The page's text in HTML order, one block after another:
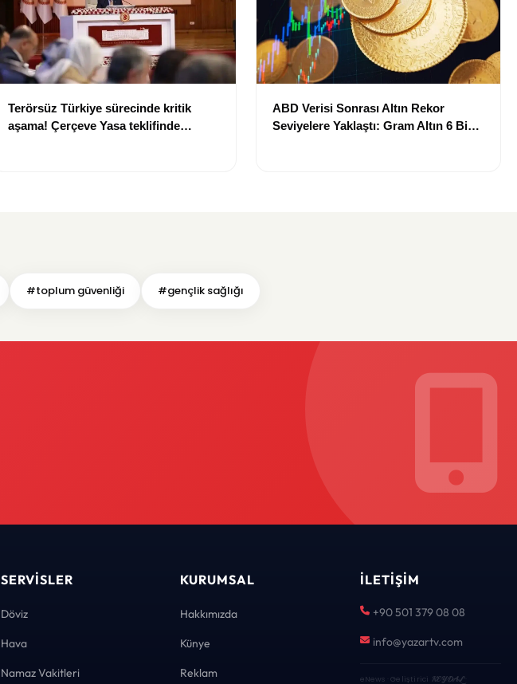
Terörsüz Türkiye sürecinde kritik
aşama! Çerçeve Yasa teklifinde
ABD Verisi Sonrası Altın Rekor
Seviyelere Yaklaştı: Gram Altın 6 Bin
#toplum güvenliği #gençlik sağlığı
SERVISLER
Döviz
Hava
Namaz Vakitleri
KURUMSAL
Hakkımızda
Künye
Reklam
İLETIŞIM
+90 501 379 08 08
info@yazartv.com
eNews · Geliştirici KEYDAL·